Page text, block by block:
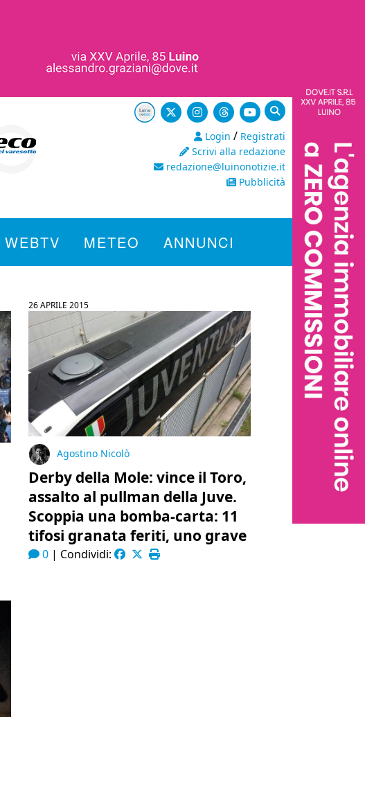
Login / Registrati
Scrivi alla redazione
redazione@luinonotizie.it
Pubblicità
WEBTV METEO ANNUNCI
26 APRILE 2015
Agostino Nicolò
Derby della Mole: vince il Toro,
assalto al pullman della Juve.
Scoppia una bomba-carta: 11
tifosi granata feriti, uno grave
0| Condividi: